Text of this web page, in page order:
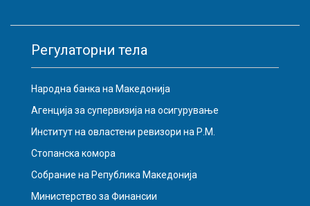
Регулаторни тела
Народна банка на Македонија
Агенција за супервизија на осигурување
Институт на овластени ревизори на Р.М.
Стопанска комора
Собрание на Република Македонија
Министерство за Финансии